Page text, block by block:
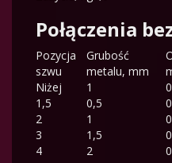
Połączenia
Pozycja
szwu
Grubość
metalu, mm
Niżej
1 0
1,5
0,5
2
1
3
1,5
4
2